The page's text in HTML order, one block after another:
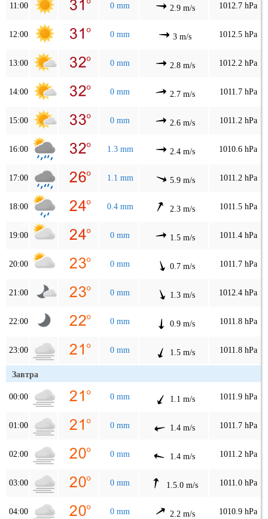
11:00 0 mm 2.9 m/s 1012.7 hPa
12:00 0 mm 3 m/s 1012.5 hPa
13:00 0 mm 2.8 m/s 1012.2 hPa
14:00 0 mm 2.7 m/s 1011.7 hPa
15:00 0 mm 2.6 m/s 1011.2 hPa
16:00 1.3 mm 2.4 m/s 1010.6 hPa
17:00 1.1 mm 5.9 m/s 1011.2 hPa
18:00 0.4 mm 2.3 m/s 1011.5 hPa
19:00 0 mm 1.5 m/s 1011.4 hPa
20:00 0 mm 0.7 m/s 1011.7 hPa
21:00 0 mm 1.3 m/s 1012.4 hPa
22:00 0 mm 0.9 m/s 1011.8 hPa
23:00 0 mm 1.5 m/s 1011.8 hPa
Завтра
00:00 0 mm 1.1 m/s 1011.9 hPa
01:00 0 mm 1.4 m/s 1011.7 hPa
02:00 0 mm 1.4 m/s 1011.2 hPa
03:00 0 mm 1.5.0 m/s 1011.0 hPa
04:00 0 mm 2.2 m/s 1010.9 hPa